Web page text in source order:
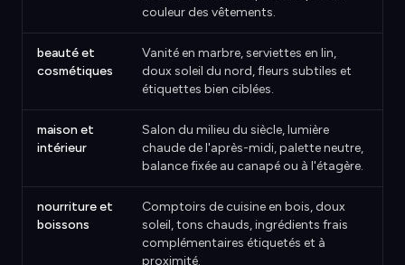
couleur des vêtements.
beauté et
cosmétiques
Vanité en marbre, serviettes en lin,
doux soleil du nord, fleurs subtiles et
étiquettes bien ciblées.
maison et
intérieur
Salon du milieu du siècle, lumière
chaude de l'après-midi, palette neutre,
balance fixée au canapé ou à l'étagère.
nourriture et
boissons
Comptoirs de cuisine en bois, doux
soleil, tons chauds, ingrédients frais
complémentaires étiquetés et à
proximité.